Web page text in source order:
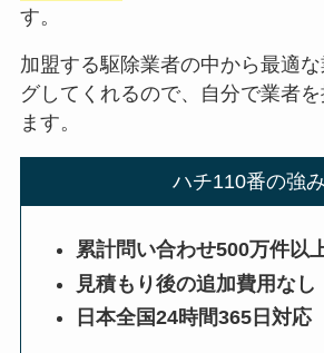
す。
加盟する駆除業者の中から最適
グしてくれるので、自分で業者
ます。
ハチ110番の強み
累計問い合わせ500万件以
見積もり後の追加費用なし
日本全国24時間365日対応